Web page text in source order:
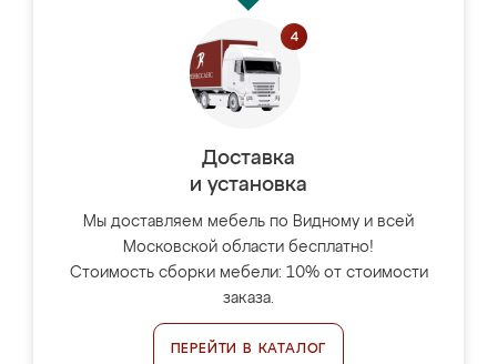
Доставка
и установка
Мы доставляем мебель по Видному и всей
Московской области бесплатно!
Стоимость сборки мебели: 10% от стоимости
заказа.
ПЕРЕЙТИ В КАТАЛОГ